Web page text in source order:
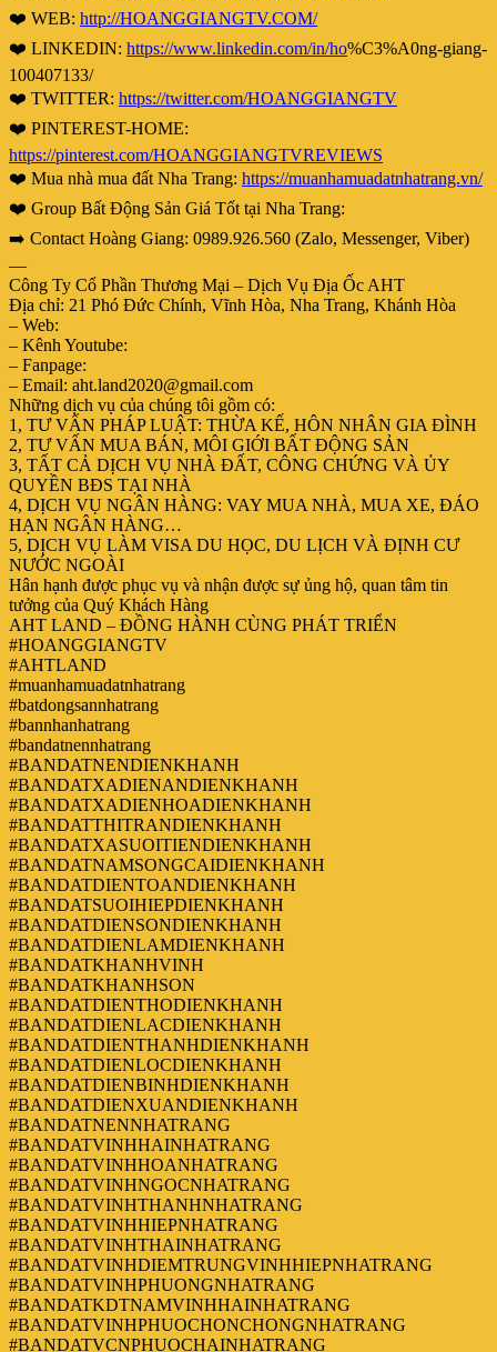
❤️ WEB: http://HOANGGIANGTV.COM/
❤️ LINKEDIN: https://www.linkedin.com/in/ho%C3%A0ng-giang-
100407133/
❤️ TWITTER: https://twitter.com/HOANGGIANGTV
❤️ PINTEREST-HOME:
https://pinterest.com/HOANGGIANGTVREVIEWS
❤️ Mua nhà mua đất Nha Trang: https://muanhamuadatnhatrang.vn/
❤️ Group Bất Động Sản Giá Tốt tại Nha Trang:
➡️ Contact Hoàng Giang: 0989.926.560 (Zalo, Messenger, Viber)
—
Công Ty Cổ Phần Thương Mại – Dịch Vụ Địa Ốc AHT
Địa chỉ: 21 Phó Đức Chính, Vĩnh Hòa, Nha Trang, Khánh Hòa
– Web:
– Kênh Youtube:
– Fanpage:
– Email: aht.land2020@gmail.com
Những dịch vụ của chúng tôi gồm có:
1, TƯ VẤN PHÁP LUẬT: THỪA KẾ, HÔN NHÂN GIA ĐÌNH
2, TƯ VẤN MUA BÁN, MÔI GIỚI BẤT ĐỘNG SẢN
3, TẤT CẢ DỊCH VỤ NHÀ ĐẤT, CÔNG CHỨNG VÀ ỦY
QUYỀN BĐS TẠI NHÀ
4, DỊCH VỤ NGÂN HÀNG: VAY MUA NHÀ, MUA XE, ĐÁO
HẠN NGÂN HÀNG…
5, DỊCH VỤ LÀM VISA DU HỌC, DU LỊCH VÀ ĐỊNH CƯ
NƯỚC NGOÀI
Hân hạnh được phục vụ và nhận được sự ủng hộ, quan tâm tin
tưởng của Quý Khách Hàng
AHT LAND – ĐỒNG HÀNH CÙNG PHÁT TRIỂN
#HOANGGIANGTV
#AHTLAND
#muanhamuadatnhatrang
#batdongsannhatrang
#bannhanhatrang
#bandatnennhatrang
#BANDATNENDIENKHANH
#BANDATXADIENANDIENKHANH
#BANDATXADIENHOADIENKHANH
#BANDATTHITRANDIENKHANH
#BANDATXASUOITIENDIENKHANH
#BANDATNAMSONGCAIDIENKHANH
#BANDATDIENTOANDIENKHANH
#BANDATSUOIHIEPDIENKHANH
#BANDATDIENSONDIENKHANH
#BANDATDIENLAMDIENKHANH
#BANDATKHANHVINH
#BANDATKHANHSON
#BANDATDIENTHODIENKHANH
#BANDATDIENLACDIENKHANH
#BANDATDIENTHANHDIENKHANH
#BANDATDIENLOCDIENKHANH
#BANDATDIENBINHDIENKHANH
#BANDATDIENXUANDIENKHANH
#BANDATNENNHATRANG
#BANDATVINHHAINHATRANG
#BANDATVINHHOANHATRANG
#BANDATVINHNGOCNHATRANG
#BANDATVINHTHANHNHATRANG
#BANDATVINHHIEPNHATRANG
#BANDATVINHTHAINHATRANG
#BANDATVINHDIEMTRUNGVINHHIEPNHATRANG
#BANDATVINHPHUONGNHATRANG
#BANDATKDTNAMVINHHAINHATRANG
#BANDATVINHPHUOCHONCHONGNHATRANG
#BANDATVCNPHUOCHAINHATRANG